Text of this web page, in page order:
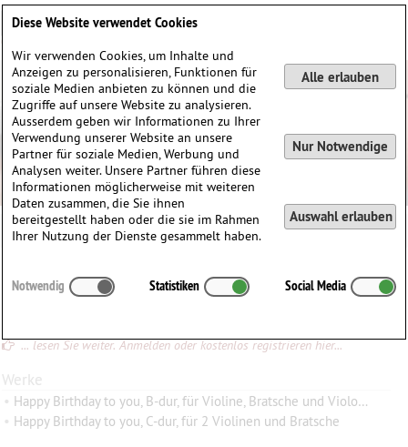
Helmut Pfrommer
Pfrommer
... lesen Sie weiter. Anmelden oder kostenlos registrieren hier...
Werke
• Happy Birthday to you, B-dur, für Violine, Bratsche und Violoncello
• Happy Birthday to you, C-dur, für 2 Violinen und Bratsche
Diese Website verwendet Cookies
Wir verwenden Cookies, um Inhalte und
Anzeigen zu personalisieren, Funktionen für
soziale Medien anbieten zu können und die
Zugriffe auf unsere Website zu analysieren.
Ausserdem geben wir Informationen zu Ihrer
Verwendung unserer Website an unsere
Partner für soziale Medien, Werbung und
Analysen weiter. Unsere Partner führen diese
Informationen möglicherweise mit weiteren
Daten zusammen, die Sie ihnen
bereitgestellt haben oder die sie im Rahmen
Ihrer Nutzung der Dienste gesammelt haben.
Alle erlauben
Nur Notwendige
Auswahl erlauben
Notwendig Statistiken Social Media